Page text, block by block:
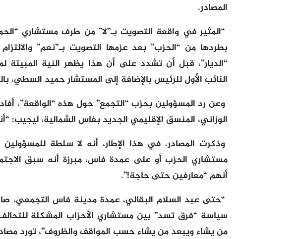
المصادر.
“المثير في واقعة التصويت بـ”لا” من طرف مستشاري
بطردها من “الحزب” بعد عزمها التصويت بـ”نعم”
“الديار”، قبل أن تشدد على أن هذا يظهر النية المبيتة
النائب الأول للرئيس بالإضافة إلى المستشار حميد السطي،
وعن رد المسؤولين بحزب “التجمع” حول هذه “الواقعة”،
الوزاني، المنسق الإقليمي الجديد بفاس الشمالية، ليجيب:
وذكرت المصادر، في هذا الإطار، أنه لا سلطة
مستشاري الحزب أو على عمدة فاس، مبرزة أنه سبق
أنهم “معارفين حتى حاجة!”.
“حتى عبد السلام البقالي، عمدة مدينة فاس التجمعي،
سياسة “فرق تسد” بين مستشاري الأحزاب المشكلة
من يشاء ويبعد من يشاء حسب المواقف والظروف”، تورد